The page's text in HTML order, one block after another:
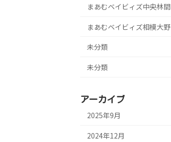
まあむベイビィズ中央林間
まあむベイビィズ相模大野
未分類
未分類
アーカイブ
2025年9月
2024年12月